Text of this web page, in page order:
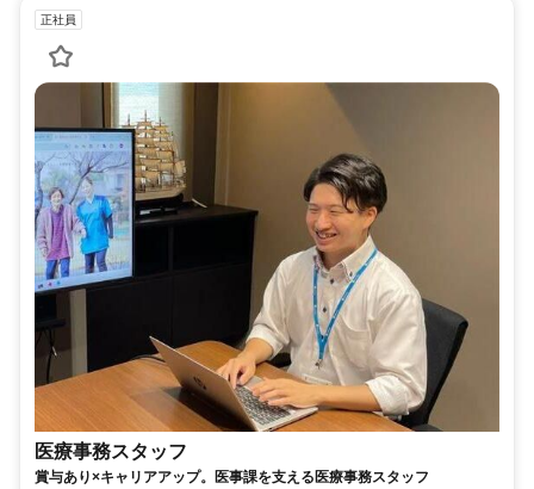
正社員
医療事務スタッフ
賞与あり×キャリアアップ。医事課を支える医療事務スタッフ